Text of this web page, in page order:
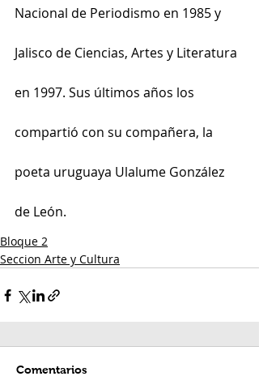
Nacional de Periodismo en 1985 y
Jalisco de Ciencias, Artes y Literatura
en 1997. Sus últimos años los
compartió con su compañera, la
poeta uruguaya Ulalume González
de León.
Bloque 2
Seccion Arte y Cultura
Comentarios